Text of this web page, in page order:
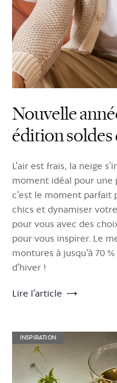
Nouvelle
édition
L'air est frais, la neige
moment idéal pour une
c'est le moment parfait
chics et dynamiser
pour vous avec des
pour vous inspirer. Le
montures à jusqu'à 70
d'hiver !
Lire l’article
INSPIRATION